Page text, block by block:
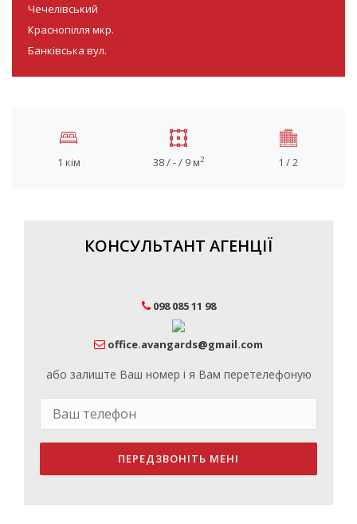
Чечелівський
Краснопілля мкр.
Банківська вул.
1 кім 38 / - / 9 м2 1 / 2
КОНСУЛЬТАНТ АГЕНЦІЇ
098 085 11 98
office.avangards@gmail.com
або залиште Ваш номер і я Вам перетелефоную
ПЕРЕДЗВОНІТЬ МЕНІ